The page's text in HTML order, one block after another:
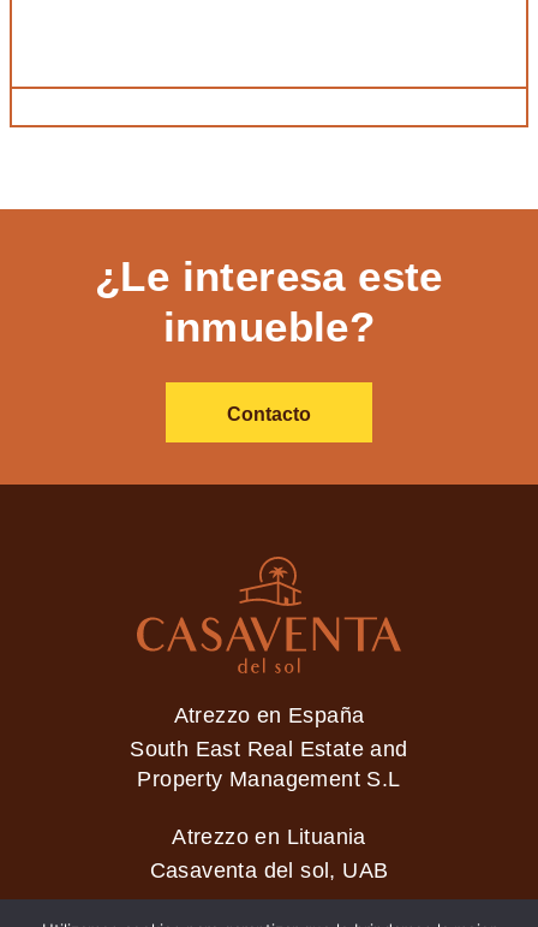
¿Le interesa este
inmueble?
Contacto
Atrezzo en España
South East Real Estate and
Property Management S.L
Atrezzo en Lituania
Casaventa del sol, UAB